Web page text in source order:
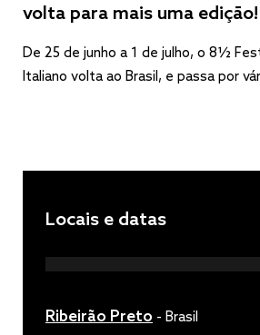
volta para mais uma edição!
De 25 de junho a 1 de julho, o 8½
Italiano volta ao Brasil, e passa por
Locais e datas
Ribeirão Preto - Brasil